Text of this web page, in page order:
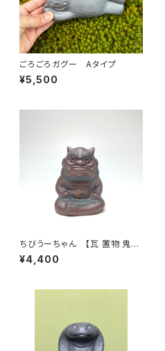
ごろごろガグー Aタイプ
¥5,500
ちびうーちゃん 【瓦 置物 鬼瓦
陶】安田瓦
¥4,400